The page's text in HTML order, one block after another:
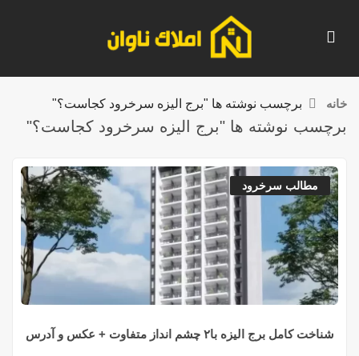
خانه برچسب نوشته ها "برج الیزه سرخرود کجاست؟"
برچسب نوشته ها "برج الیزه سرخرود کجاست؟"
مطالب سرخرود
شناخت کامل برج الیزه با۲ چشم انداز متفاوت + عکس و آدرس